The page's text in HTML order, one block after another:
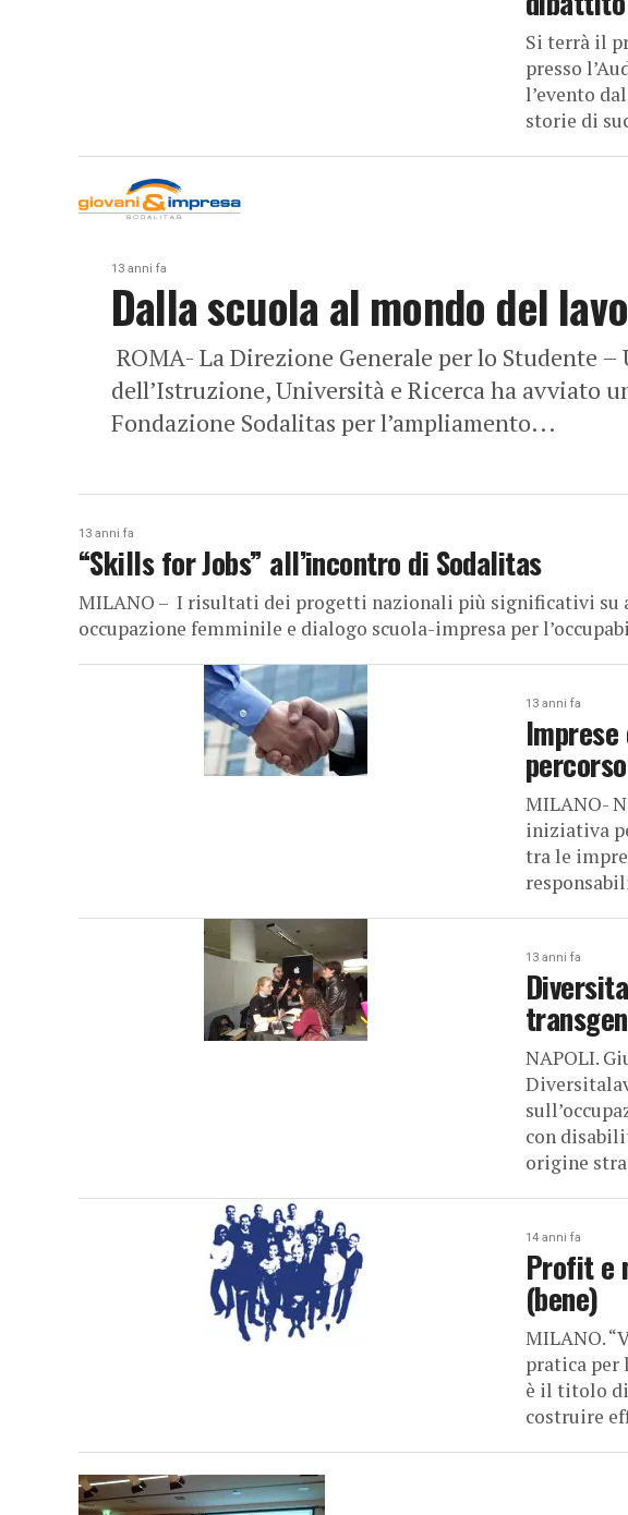
Si terrà il
presso
l’evento
storie di
13 anni fa
Dalla scuola al mondo del
ROMA- La Direzione Generale per lo Studente
dell’Istruzione, Università e Ricerca ha avviato
Fondazione Sodalitas per l’ampliamento...
13 anni fa
“Skills for Jobs” all’incontro di Sodalitas
MILANO – I risultati dei progetti nazionali più significativi su
occupazione femminile e dialogo scuola-impresa per
13 anni fa
MILANO-
iniziativa
tra le
13 anni fa
NAPOLI.
con
origine
14 anni fa
Profit e
(bene)
MILANO.
pratica per
è il titolo di
costruire